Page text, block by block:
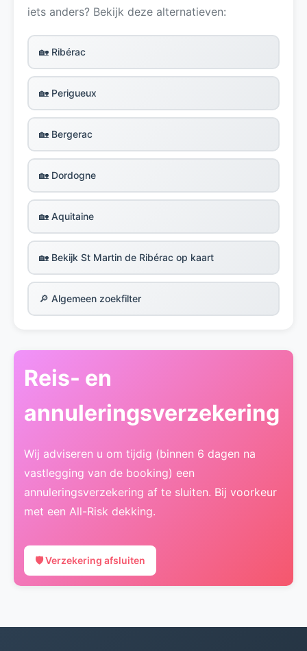
iets anders? Bekijk deze alternatieven:
🏡 Ribérac
🏡 Perigueux
🏡 Bergerac
🏡 Dordogne
🏡 Aquitaine
🏡 Bekijk St Martin de Ribérac op kaart
🔎 Algemeen zoekfilter
Reis- en
annuleringsverzekering
Wij adviseren u om tijdig (binnen 6 dagen na
vastlegging van de booking) een
annuleringsverzekering af te sluiten. Bij voorkeur
met een All-Risk dekking.
🛡️ Verzekering afsluiten